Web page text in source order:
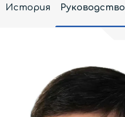
История Руководство